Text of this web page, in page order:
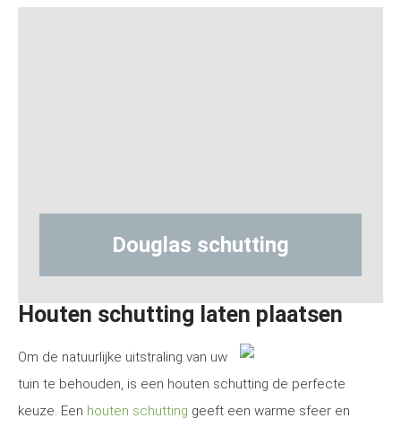
Hout-betonschutting
Houten schutting laten plaatsen
Om de natuurlijke uitstraling van uw
tuin te behouden, is een houten schutting de perfecte
keuze. Een houten schutting geeft een warme sfeer en